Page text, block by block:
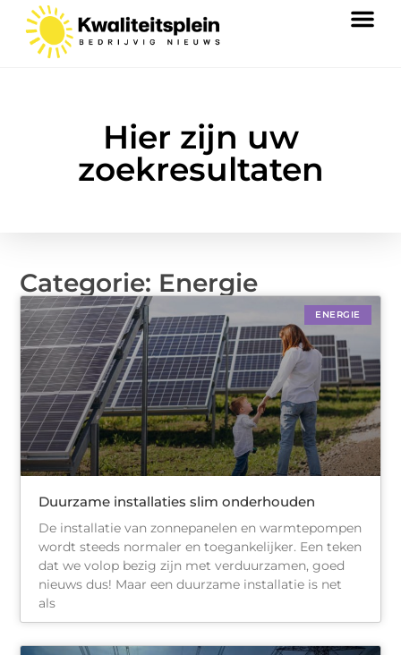
Hier zijn uw
zoekresultaten
Categorie: Energie
ENERGIE
Duurzame installaties slim onderhouden
De installatie van zonnepanelen en warmtepompen
wordt steeds normaler en toegankelijker. Een teken
dat we volop bezig zijn met verduurzamen, goed
nieuws dus! Maar een duurzame installatie is net
als